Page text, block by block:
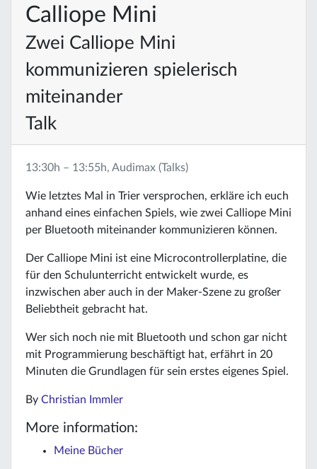
Calliope Mini
Zwei Calliope Mini
kommunizieren spielerisch
miteinander
Talk
13:30h – 13:55h, Audimax (Talks)
Wie letztes Mal in Trier versprochen, erkläre ich euch
anhand eines einfachen Spiels, wie zwei Calliope Mini
per Bluetooth miteinander kommunizieren können.
Der Calliope Mini ist eine Microcontrollerplatine, die
für den Schulunterricht entwickelt wurde, es
inzwischen aber auch in der Maker-Szene zu großer
Beliebtheit gebracht hat.
Wer sich noch nie mit Bluetooth und schon gar nicht
mit Programmierung beschäftigt hat, erfährt in 20
Minuten die Grundlagen für sein erstes eigenes Spiel.
By Christian Immler
More information:
Meine Bücher